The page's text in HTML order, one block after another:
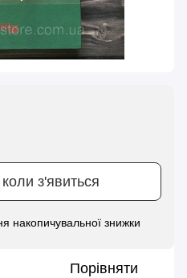
з'явиться
накопичувальної знижки
Порівняти